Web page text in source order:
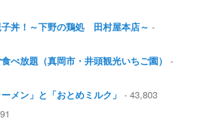
子丼！～下野の鶏処 田村屋本店～ -
べ放題（真岡市・井頭観光いちご園）
-
メン」と「おとめミルク」 - 43,803